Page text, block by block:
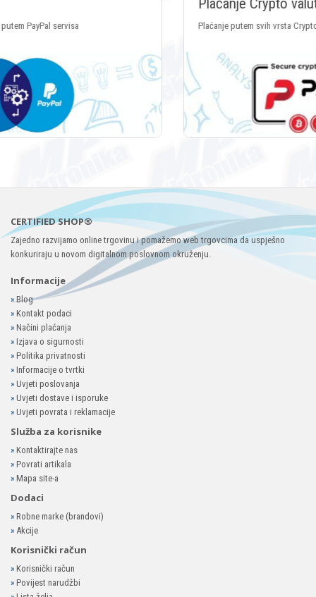
Plaćanje putem svih vrsta Crypto valuta
CERTIFIED SHOP®
Zajedno razvijamo online trgovinu i pomažemo web trgovcima da uspješno
konkuriraju u novom digitalnom poslovnom okruženju.
Informacije
»Blog
» Kontakt podaci
» Načini plaćanja
» Izjava o sigurnosti
» Politika privatnosti
» Informacije o tvrtki
» Uvjeti poslovanja
» Uvjeti dostave i isporuke
» Uvjeti povrata i reklamacije
Služba za korisnike
» Kontaktirajte nas
» Povrati artikala
» Mapa site-a
Dodaci
» Robne marke (brandovi)
» Akcije
Korisnički račun
» Korisnički račun
» Povijest narudžbi